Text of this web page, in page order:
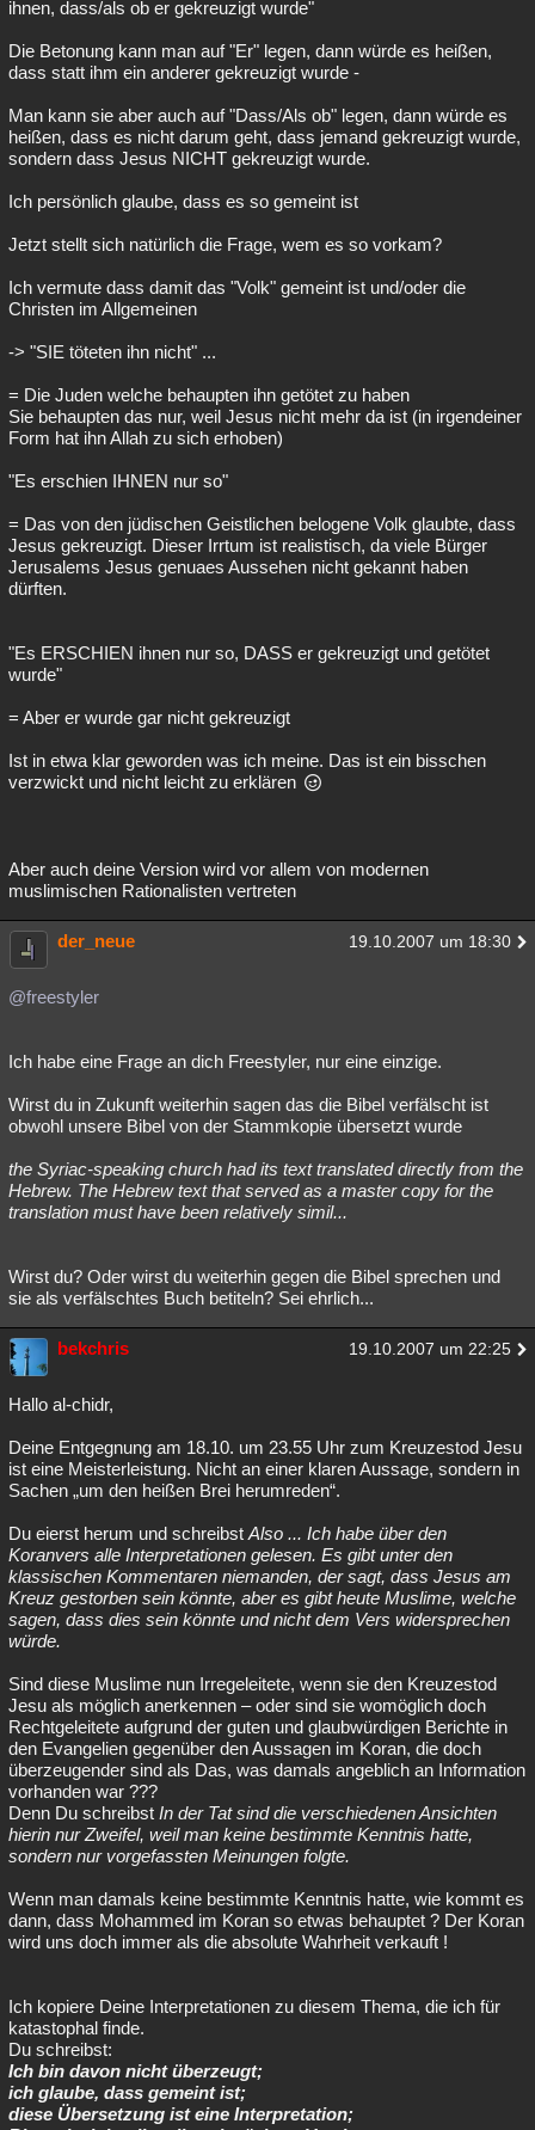
ihnen, dass/als ob er gekreuzigt wurde"
Die Betonung kann man auf "Er" legen, dann würde es heißen,
dass statt ihm ein anderer gekreuzigt wurde -
Man kann sie aber auch auf "Dass/Als ob" legen, dann würde es
heißen, dass es nicht darum geht, dass jemand gekreuzigt wurde,
sondern dass Jesus NICHT gekreuzigt wurde.
Ich persönlich glaube, dass es so gemeint ist
Jetzt stellt sich natürlich die Frage, wem es so vorkam?
Ich vermute dass damit das "Volk" gemeint ist und/oder die
Christen im Allgemeinen
-> "SIE töteten ihn nicht" ...
= Die Juden welche behaupten ihn getötet zu haben
Sie behaupten das nur, weil Jesus nicht mehr da ist (in irgendeiner
Form hat ihn Allah zu sich erhoben)
"Es erschien IHNEN nur so"
= Das von den jüdischen Geistlichen belogene Volk glaubte, dass
Jesus gekreuzigt. Dieser Irrtum ist realistisch, da viele Bürger
Jerusalems Jesus genuaes Aussehen nicht gekannt haben
dürften.
"Es ERSCHIEN ihnen nur so, DASS er gekreuzigt und getötet
wurde"
= Aber er wurde gar nicht gekreuzigt
Ist in etwa klar geworden was ich meine. Das ist ein bisschen
verzwickt und nicht leicht zu erklären
Aber auch deine Version wird vor allem von modernen
muslimischen Rationalisten vertreten
der_neue 19.10.2007 um 18:30
@freestyler
Ich habe eine Frage an dich Freestyler, nur eine einzige.
Wirst du in Zukunft weiterhin sagen das die Bibel verfälscht ist
obwohl unsere Bibel von der Stammkopie übersetzt wurde
the Syriac-speaking church had its text translated directly from the
Hebrew. The Hebrew text that served as a master copy for the
translation must have been relatively simil...
Wirst du? Oder wirst du weiterhin gegen die Bibel sprechen und
sie als verfälschtes Buch betiteln? Sei ehrlich...
bekchris 19.10.2007 um 22:25
Hallo al-chidr,
Deine Entgegnung am 18.10. um 23.55 Uhr zum Kreuzestod Jesu
ist eine Meisterleistung. Nicht an einer klaren Aussage, sondern in
Sachen „um den heißen Brei herumreden“.
Du eierst herum und schreibst Also ... Ich habe über den
Koranvers alle Interpretationen gelesen. Es gibt unter den
klassischen Kommentaren niemanden, der sagt, dass Jesus am
Kreuz gestorben sein könnte, aber es gibt heute Muslime, welche
sagen, dass dies sein könnte und nicht dem Vers widersprechen
würde.
Sind diese Muslime nun Irregeleitete, wenn sie den Kreuzestod
Jesu als möglich anerkennen – oder sind sie womöglich doch
Rechtgeleitete aufgrund der guten und glaubwürdigen Berichte in
den Evangelien gegenüber den Aussagen im Koran, die doch
überzeugender sind als Das, was damals angeblich an Information
vorhanden war ???
Denn Du schreibst In der Tat sind die verschiedenen Ansichten
hierin nur Zweifel, weil man keine bestimmte Kenntnis hatte,
sondern nur vorgefassten Meinungen folgte.
Wenn man damals keine bestimmte Kenntnis hatte, wie kommt es
dann, dass Mohammed im Koran so etwas behauptet ? Der Koran
wird uns doch immer als die absolute Wahrheit verkauft !
Ich kopiere Deine Interpretationen zu diesem Thema, die ich für
katastophal finde.
Du schreibst:
Ich bin davon nicht überzeugt;
ich glaube, dass gemeint ist;
diese Übersetzung ist eine Interpretation;